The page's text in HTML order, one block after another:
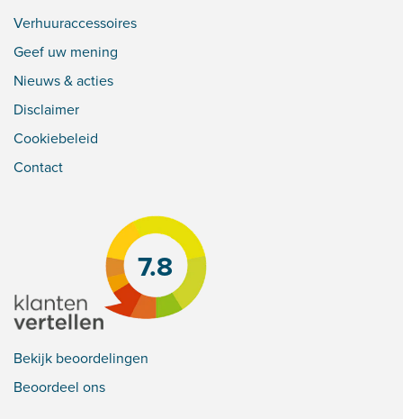
Verhuuraccessoires
Geef uw mening
Nieuws & acties
Disclaimer
Cookiebeleid
Contact
7.8
Bekijk beoordelingen
Beoordeel ons